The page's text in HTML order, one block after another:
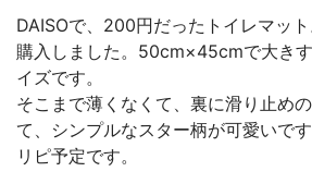
DAISOで、200円だったトイレマッ
購入しました。50cm×45cmで大き
イズです。
そこまで薄くなくて、裏に滑り止め
て、シンプルなスター柄が可愛いです
リピ予定です。